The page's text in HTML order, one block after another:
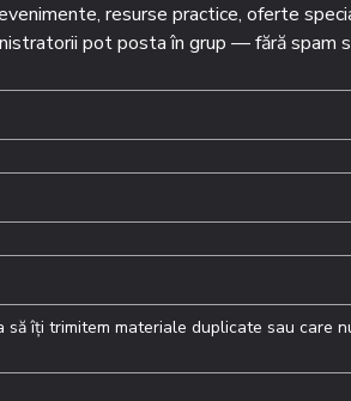
resurse practice, oferte
pot posta în grup — fără spam
îți trimitem materiale duplicate sau care